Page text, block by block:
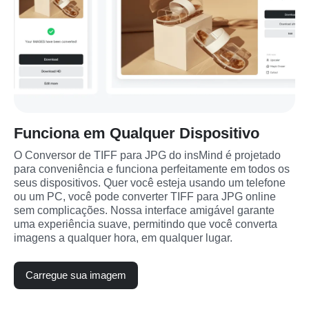
Funciona em Qualquer Dispositivo
O Conversor de TIFF para JPG do insMind é projetado
para conveniência e funciona perfeitamente em todos os
seus dispositivos. Quer você esteja usando um telefone
ou um PC, você pode converter TIFF para JPG online
sem complicações. Nossa interface amigável garante
uma experiência suave, permitindo que você converta
imagens a qualquer hora, em qualquer lugar.
Carregue sua imagem